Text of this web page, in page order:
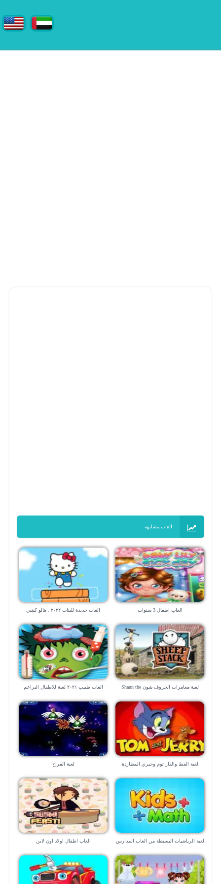
العاب مشابهه
العاب اطفال 3 سنوات العاب جديدة للبنات ٢٠٢٢ . هالو كيتيي
لعبة مغامرات الخروف شون Shaun the
العاب طبيب ٢٠٢١ لعبة للاطفال البراعم
لعبة القط والفار توم وجيري المطاردة
لعبة الفراخ
لعبة الرياضيات البسيطة من العاب المدارس
العاب اطفال اولاد اون لاين